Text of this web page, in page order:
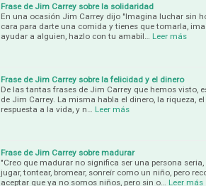
Frase de Jim Carrey sobre la solidaridad
En una ocasión Jim Carrey dijo "Imagina luchar sin
cara para darte una comida y tienes que tomarla,
ayudar a alguien, hazlo con tu amabil…
Leer más
Frase de Jim Carrey sobre la felicidad y el dinero
De las tantas frases de Jim Carrey que hemos visto,
de Jim Carrey. La misma habla el dinero, la riqueza,
respuesta a la vida, y n…
Leer más
Frase de Jim Carrey sobre madurar
"Creo que madurar no significa ser una persona
jugar, tontear, bromear, sonreír como un niño, pero
aceptar que ya no somos niños, pero sin o…
Leer más